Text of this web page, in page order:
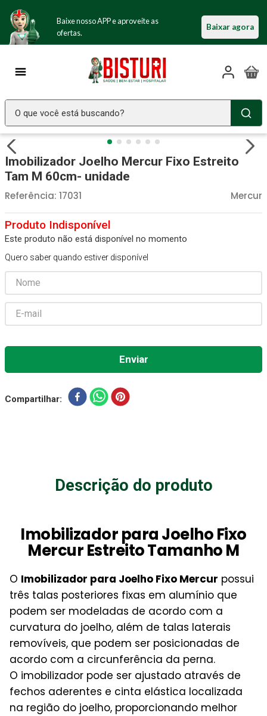
Baixe nosso APP e aproveite as
ofertas.
Baixar agora
O que você está buscando?
Imobilizador Joelho Mercur Fixo Estreito
Tam M 60cm- unidade
Mercur
Referência: 17031
Este produto não está disponível no momento
Quero saber quando estiver disponível
Compartilhar
Descrição do produto
Imobilizador para Joelho Fixo
Mercur Estreito Tamanho M
O Imobilizador para Joelho Fixo Mercur possui
três talas posteriores fixas em alumínio que
podem ser modeladas de acordo com a
curvatura do joelho, além de talas laterais
removíveis, que podem ser posicionadas de
acordo com a circunferência da perna.
O imobilizador pode ser ajustado através de
fechos aderentes e cinta elástica localizada
na região do joelho, proporcionando melhor
TERMOS MAIS BUSCADOS
1 º Seringa Insulina
2 Fralda Geriatrica
3 º Luva Latex
4º Estetoscopio Littmann
5º Littmann
Absorvente Geriatrico
7º
8º Aparelho Pressão
9º Cadeira Banho
10º Gaze